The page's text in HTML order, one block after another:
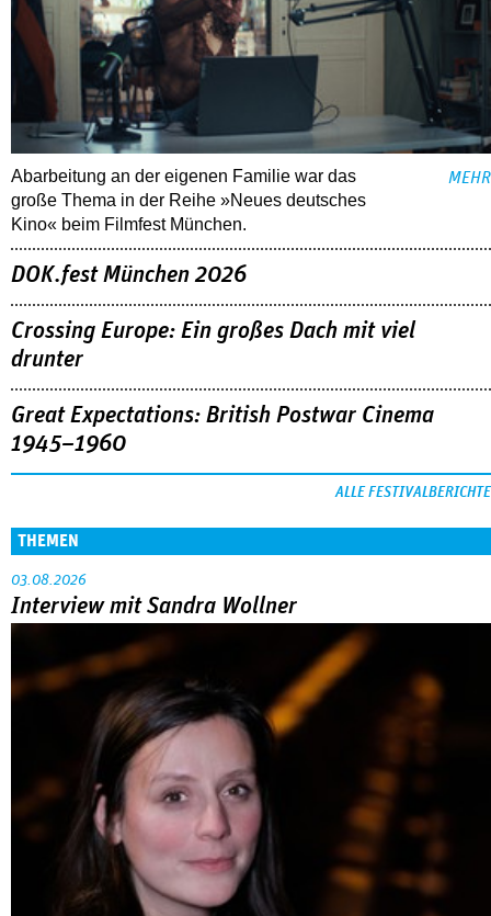
Abarbeitung an der eigenen Familie war das
große Thema in der Reihe »Neues deutsches
Kino« beim Filmfest München.
MEHR
DOK.fest München 2026
Crossing Europe: Ein großes Dach mit viel
drunter
Great Expectations: British Postwar Cinema
1945–1960
ALLE FESTIVALBERICHTE
THEMEN
03.08.2026
Interview mit Sandra Wollner